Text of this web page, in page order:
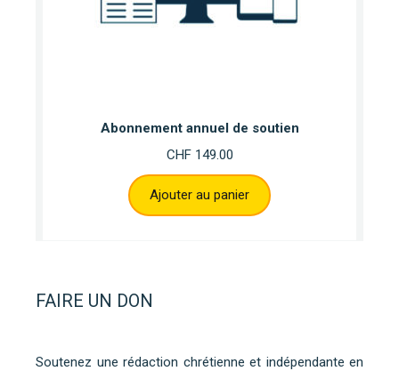
Abonnement annuel de soutien
CHF149.00
Ajouter au panier
FAIRE UN DON
Soutenez une rédaction chrétienne et indépendante en